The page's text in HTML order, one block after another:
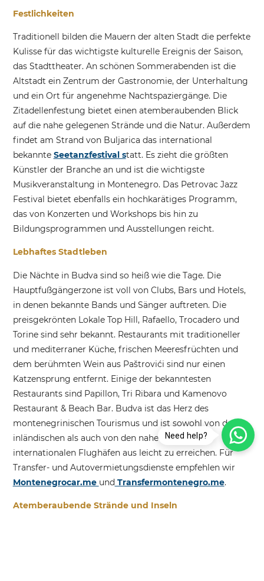
Festlichkeiten
Traditionell bilden die Mauern der alten Stadt die perfekte
Kulisse für das wichtigste kulturelle Ereignis der Saison,
das Stadttheater. An schönen Sommerabenden ist die
Altstadt ein Zentrum der Gastronomie, der Unterhaltung
und ein Ort für angenehme Nachtspaziergänge. Die
Zitadellenfestung bietet einen atemberaubenden Blick
auf die nahe gelegenen Strände und die Natur. Außerdem
findet am Strand von Buljarica das international
bekannte Seetanzfestival statt. Es zieht die größten
Künstler der Branche an und ist die wichtigste
Musikveranstaltung in Montenegro. Das Petrovac Jazz
Festival bietet ebenfalls ein hochkarätiges Programm,
das von Konzerten und Workshops bis hin zu
Bildungsprogrammen und Ausstellungen reicht.
Lebhaftes Stadtleben
Die Nächte in Budva sind so heiß wie die Tage. Die
Hauptfußgängerzone ist voll von Clubs, Bars und Hotels,
in denen bekannte Bands und Sänger auftreten. Die
preisgekrönten Lokale Top Hill, Rafaello, Trocadero und
Torine sind sehr bekannt. Restaurants mit traditioneller
und mediterraner Küche, frischen Meeresfrüchten und
dem berühmten Wein aus Paštrovići sind nur einen
Katzensprung entfernt. Einige der bekanntesten
Restaurants sind Papillon, Tri Ribara und Kamenovo
Restaurant & Beach Bar. Budva ist das Herz des
montenegrinischen Tourismus und ist sowohl von den
inländischen als auch von den nahe gelegenen
internationalen Flughäfen aus leicht zu erreichen. Für
Transfer- und Autovermietungsdienste empfehlen wir
Montenegrocar.me undTransfermontenegro.me.
Atemberaubende Strände und Inseln
Need help?